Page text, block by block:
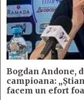
Bogdan Andone,
campioana:
facem un efort